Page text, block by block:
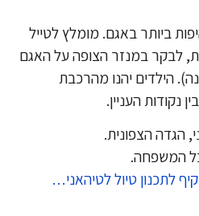
ביותר באגם. מומלץ לטייל
במנזר הצופה על האגם
יהנו מהרכבת
העניין.
הצפונית.
טיול לטיהאני…